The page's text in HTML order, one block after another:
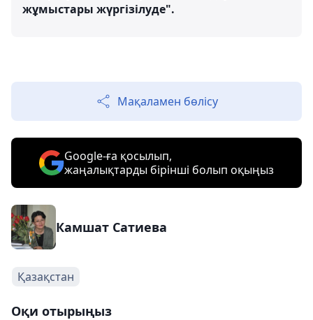
жұмыстары жүргізілуде".
Мақаламен бөлісу
Google-ға қосылып,
жаңалықтарды бірінші болып оқыңыз
Камшат Сатиева
Қазақстан
Оқи отырыңыз